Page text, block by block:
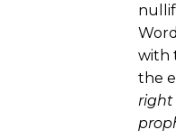
with
the
right